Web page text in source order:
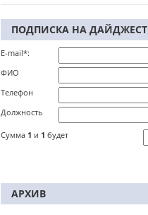
ПОДПИСКА НА ДАЙДЖЕСТ
E-mail*:
ФИО
Телефон
Должность
Сумма 1 и 1 будет
АРХИВ